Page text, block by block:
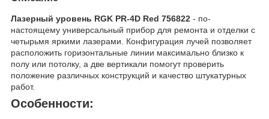
Лазерный уровень RGK PR-4D Red 756822 - по-
настоящему универсальный прибор для ремонта и отделки с
четырьмя яркими лазерами. Конфигурация лучей позволяет
расположить горизонтальные линии максимально близко к
полу или потолку, а две вертикали помогут проверить
положение различных конструкций и качество штукатурных
работ.
Особенности: